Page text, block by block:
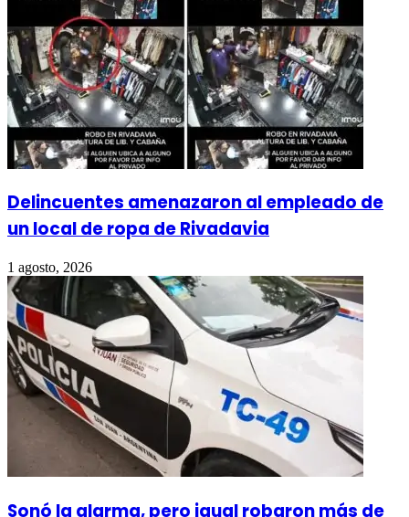
Delincuentes amenazaron al empleado de
un local de ropa de Rivadavia
1 agosto, 2026
Sonó la alarma, pero igual robaron más de